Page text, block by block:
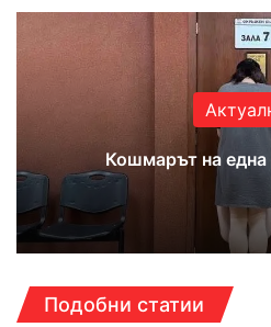
te bo
ok
Кошмарът на
Подобни статии